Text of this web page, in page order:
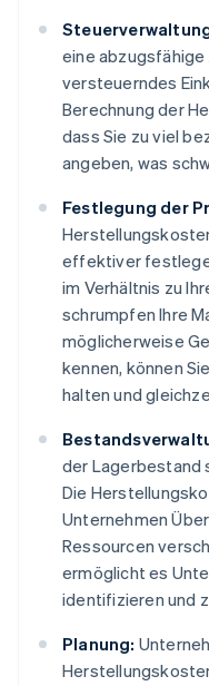
eine abzugsfähige
versteuerndes
Berechnung der
dass Sie zu viel
angeben, was
Festlegung der
effektiver
im Verhältnis zu
schrumpfen Ihre
möglicherweise
kennen, können
halten und
der Lagerbestand
Die
Unternehmen
Ressourcen
ermöglicht es
identifizieren und
Planung: